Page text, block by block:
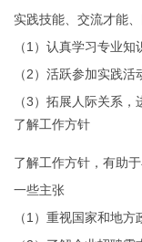
实践技能、交流才能
（1）认真学习专业知
（2）活跃参加实践活
（3）拓展人际关系，
了解工作方针
了解工作方针，有助
一些主张
（1）重视国家和地方